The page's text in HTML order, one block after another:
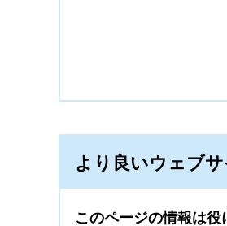
より良いウェブ
このページの情報は役